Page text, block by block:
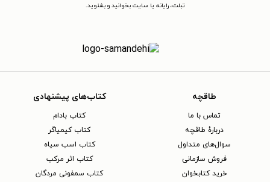
تبلت، رایانه یا سایت بخوانید و بشنوید.
طاقچه
تماس با ما
دربارهٔ طاقچه
سوال‌های متداول
فروش سازمانی
خرید کتابخوان
کتاب‌های پیشنهادی
کتاب بادام
کتاب کیمیاگر
کتاب اسب سیاه
کتاب اثر مرکب
کتاب سمفونی مردگان